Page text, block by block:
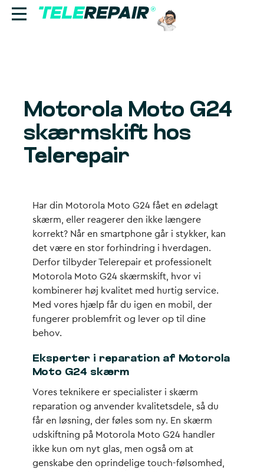
Find butik
Erhverv
Motorola Moto G24
skærmskift hos
Telerepair
Har din Motorola Moto G24 fået en ødelagt
skærm, eller reagerer den ikke længere
korrekt? Når en smartphone går i stykker, kan
det være en stor forhindring i hverdagen.
Derfor tilbyder Telerepair et professionelt
Motorola Moto G24 skærmskift, hvor vi
kombinerer høj kvalitet med hurtig service.
Med vores hjælp får du igen en mobil, der
fungerer problemfrit og lever op til dine
behov.
Eksperter i reparation af Motorola
Moto G24 skærm
Vores teknikere er specialister i skærm
reparation og anvender kvalitetsdele, så du
får en løsning, der føles som ny. En skærm
udskiftning på Motorola Moto G24 handler
ikke kun om nyt glas, men også om at
genskabe den oprindelige touch-følsomhed,